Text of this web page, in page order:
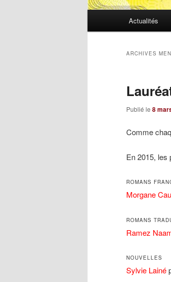
Actualités
ARCHIVES
Publié le 8
Comme
En 2015, les
ROMANS
Morgane
ROMANS
Ramez
NOUVELLES
Sylvie Lainé